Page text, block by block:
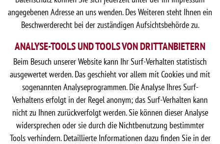
angegebenen Adresse an uns wenden. Des Weiteren steht Ihnen ein
Beschwerderecht bei der zuständigen Aufsichtsbehörde zu.
ANALYSE-TOOLS UND TOOLS VON DRITTANBIETERN
Beim Besuch unserer Website kann Ihr Surf-Verhalten statistisch
ausgewertet werden. Das geschieht vor allem mit Cookies und mit
sogenannten Analyseprogrammen. Die Analyse Ihres Surf-
Verhaltens erfolgt in der Regel anonym; das Surf-Verhalten kann
nicht zu Ihnen zurückverfolgt werden. Sie können dieser Analyse
widersprechen oder sie durch die Nichtbenutzung bestimmter
Tools verhindern. Detaillierte Informationen dazu finden Sie in der